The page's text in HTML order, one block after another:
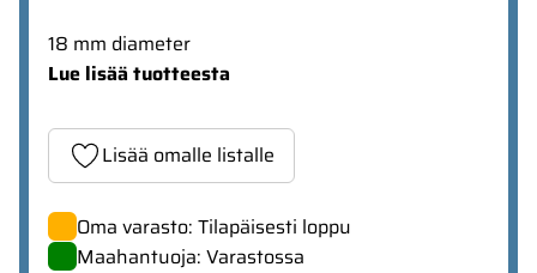
18 mm diameter
Lue lisää tuotteesta
Lisää omalle listalle
Oma varasto: Tilapäisesti loppu
Maahantuoja: Varastossa